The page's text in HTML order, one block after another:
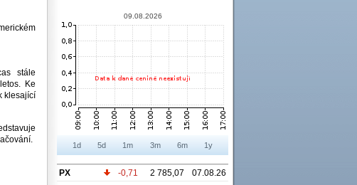
stále
Ke
klesající
09.08.2026
1d 5d 1m 3m 6m 1y
PX -0,71 2 785,07
07.08.26